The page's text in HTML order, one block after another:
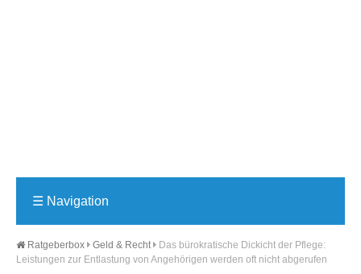
☰ Navigation
Ratgeberbox Geld & Recht
Das bürokratische Dickicht der Pflege:
Leistungen zur Entlastung von Angehörigen werden oft nicht abgerufen